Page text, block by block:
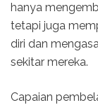
hanya
tetapi juga
diri dan
sekitar mereka.
Capaian